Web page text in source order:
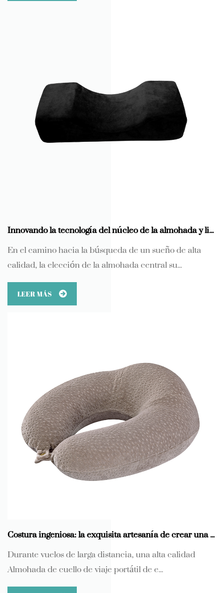
Innovando la tecnología del núcleo de la almohada y liderando la nueva tendencia de un sueño saludable
En el camino hacia la búsqueda de un sueño de alta
calidad, la elección de la almohada central su...
LEER MÁS
Costura ingeniosa: la exquisita artesanía de crear una almohada de cuello de viaje portátil de espuma viscoelástica en forma de U para aviones
Durante vuelos de larga distancia, una alta calidad
Almohada de cuello de viaje portátil de e...